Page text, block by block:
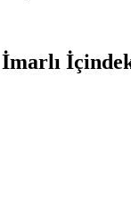
İmarlı